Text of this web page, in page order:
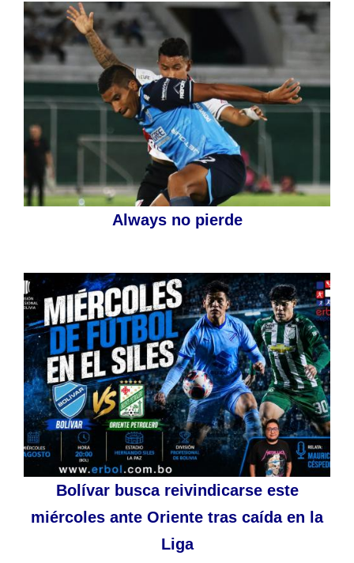
Always no pierde
Bolívar busca reivindicarse este
miércoles ante Oriente tras caída en la
Liga